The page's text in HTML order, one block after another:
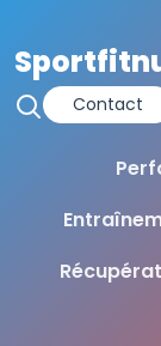
Contact